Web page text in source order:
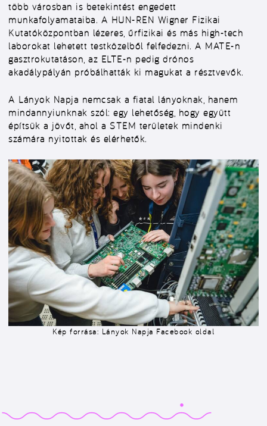
több városban is betekintést engedett
munkafolyamataiba. A HUN-REN Wigner Fizikai
Kutatóközpontban lézeres, űrfizikai és más high-tech
laborokat lehetett testközelből felfedezni. A MATE-n
gasztrokutatáson, az ELTE-n pedig drónos
akadálypályán próbálhatták ki magukat a résztvevők.
A Lányok Napja nemcsak a fiatal lányoknak, hanem
mindannyiunknak szól: egy lehetőség, hogy együtt
építsük a jövőt, ahol a STEM területek mindenki
számára nyitottak és elérhetők.
Kép forrása: Lányok Napja Facebook oldal